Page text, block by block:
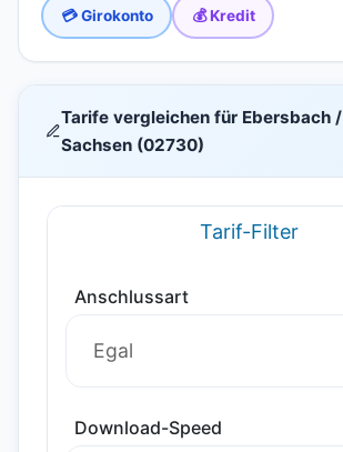
💳 Girokonto 💰 Kredit
Tarife vergleichen für Ebersbach /
Sachsen (02730)